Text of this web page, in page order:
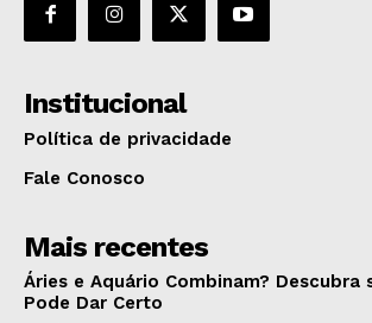
Institucional
Política de privacidade
Fale Conosco
Mais recentes
Áries e Aquário Combinam? Descubra
Pode Dar Certo